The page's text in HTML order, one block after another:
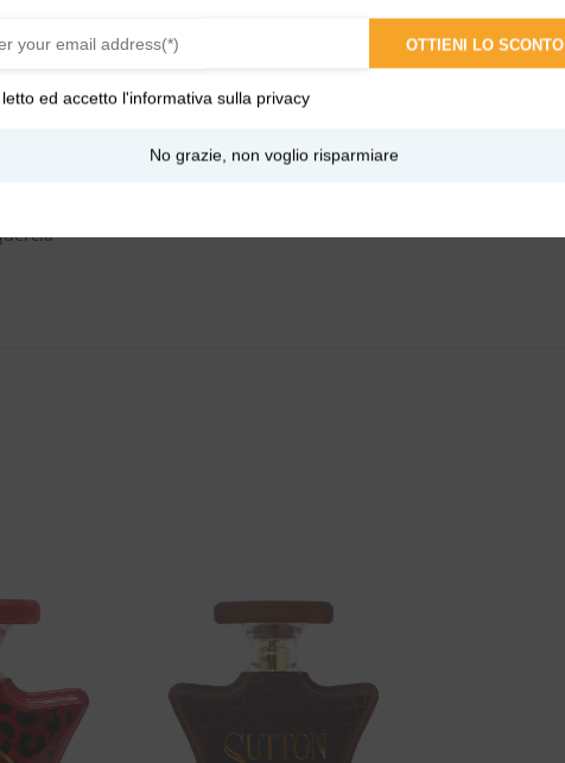
quartiere di New York con i colori e l’essenza della primavera.
dei
desideri
alla lista
desideri
OTTIENI LO SCONTO
letto ed accetto l'informativa sulla privacy
No grazie, non voglio risparmiare